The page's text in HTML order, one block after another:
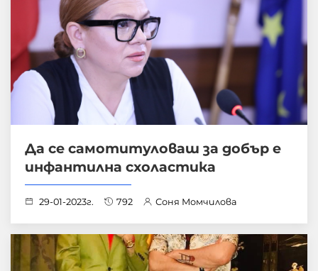
Да се самотитуловаш за добър е
инфантилна схоластика
29-01-2023г. 792 Соня Момчилова